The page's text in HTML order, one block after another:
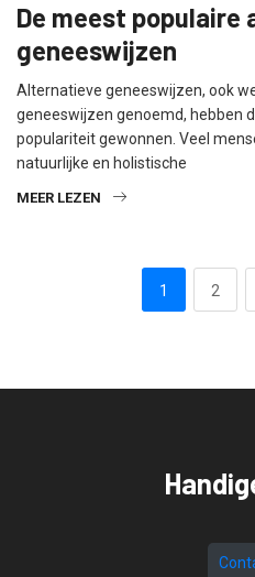
De meest populaire
geneeswijzen
Alternatieve geneeswijzen, ook
geneeswijzen genoemd, hebben
populariteit gewonnen. Veel
natuurlijke en holistische
MEER LEZEN
1 2